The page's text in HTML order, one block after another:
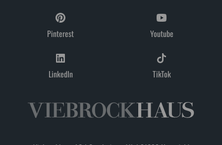
Pinterest Youtube
LinkedIn TikTok